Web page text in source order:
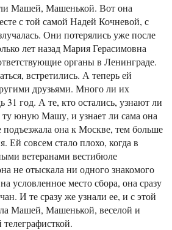
Машей, Машенькой. Вот она
с той самой Надей Кочневой, с
Они потерялись уже после
лет назад Мария Герасимовна
органы в Ленинграде.
встретились. А теперь ей
друзьями. Много ли их
31 год. А те, кто остались, узнают ли
юную Машу, и узнает ли сама она
она к Москве, тем больше
Ей совсем стало плохо, когда в
ветеранами вестибюле
не отыскала ни одного знакомого
условленное место сбора, она сразу
И те сразу же узнали ее, и с этой
Машей, Машенькой, веселой и